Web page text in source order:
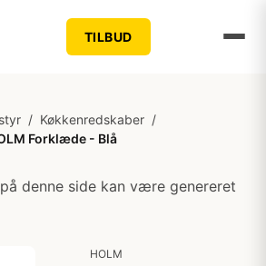
TILBUD
/ Køkkenredskaber /
Forklæde - Blå
denne side kan være genereret
HOLM